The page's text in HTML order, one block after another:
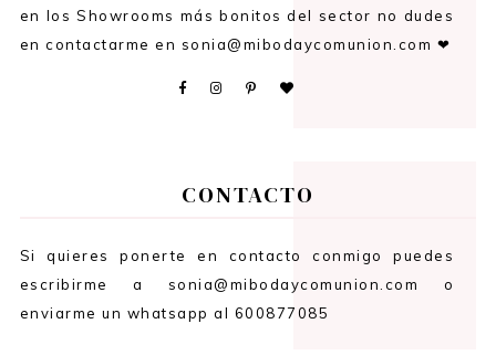
en los Showrooms más bonitos del sector no dudes
en contactarme en sonia@mibodaycomunion.com ❤
CONTACTO
Si quieres ponerte en contacto conmigo puedes
escribirme a sonia@mibodaycomunion.com o
enviarme un whatsapp al 600877085